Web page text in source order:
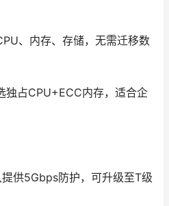
、内存、存储，无需迁移数
独占CPU+ECC内存，适合企
供5Gbps防护，可升级至T级